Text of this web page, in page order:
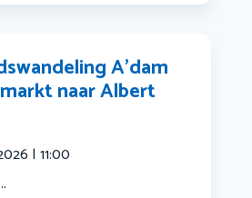
A’dam
naar Albert
| 11:00